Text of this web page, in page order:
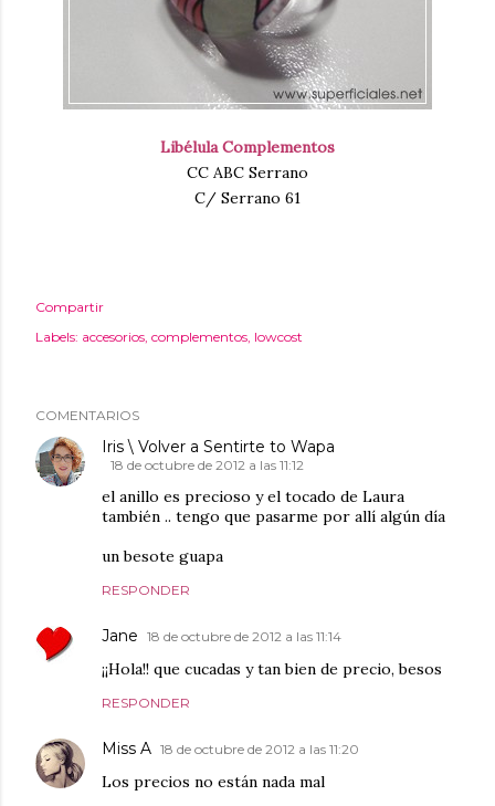
Libélula Complementos
CC ABC Serrano
C/ Serrano 61
Compartir
Labels: accesorios complementos lowcost
COMENTARIOS
Iris \ Volver a Sentirte to Wapa
18 de octubre de 2012 a las 11:12
el anillo es precioso y el tocado de Laura
también .. tengo que pasarme por allí algún día
un besote guapa
RESPONDER
Jane 18 de octubre de 2012 a las 11:14
¡¡Hola!! que cucadas y tan bien de precio, besos
RESPONDER
Miss A 18 de octubre de 2012 a las 11:20
Los precios no están nada mal